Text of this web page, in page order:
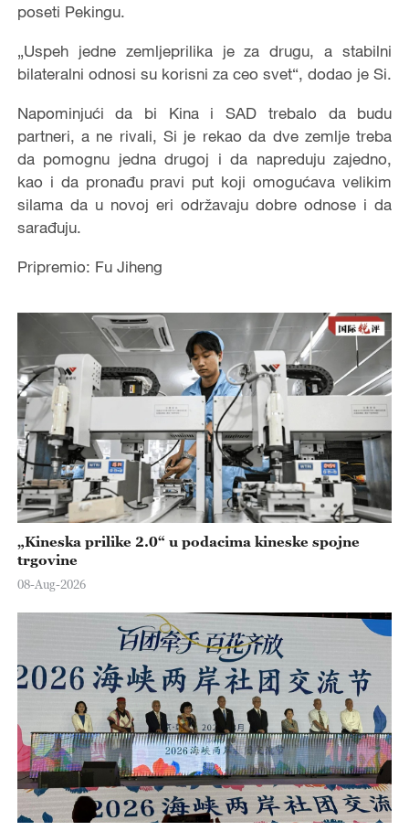
poseti Pekingu.
„Uspeh jedne zemljeprilika je za drugu, a stabilni
bilateralni odnosi su korisni za ceo svet“, dodao je Si.
Napominjući da bi Kina i SAD trebalo da budu
partneri, a ne rivali, Si je rekao da dve zemlje treba
da pomognu jedna drugoj i da napreduju zajedno,
kao i da pronađu pravi put koji omogućava velikim
silama da u novoj eri održavaju dobre odnose i da
sarađuju.
Pripremio: Fu Jiheng
„Kineska prilike 2.0“ u podacima kineske spojne
trgovine
08-Aug-2026